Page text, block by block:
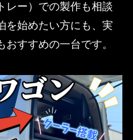
レー）での製作も相談
を始めたい方にも、実
すすめの一台です。